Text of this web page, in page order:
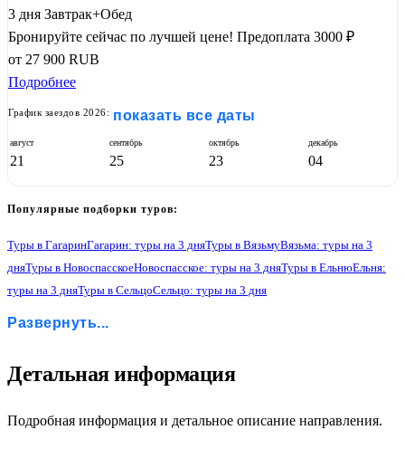
1
3 дня Завтрак+Обед
Бронируйте сейчас по лучшей цене! Предоплата 3000 ₽
от 27 900 RUB
Подробнее
График заездов 2026: показать все даты
август
21
сентябрь
25
октябрь
23
декабрь
04
Популярные подборки туров:
Туры в ГагаринГагарин: туры на 3 дняТуры в ВязьмуВязьма: туры на 3
дняТуры в НовоспасскоеНовоспасское: туры на 3 дняТуры в ЕльнюЕльня:
туры на 3 дняТуры в СельцоСельцо: туры на 3 дня
Туры в СмоленскСмоленск: туры на 3 дня
Развернуть...
Детальная информация
Подробная информация и детальное описание направления.